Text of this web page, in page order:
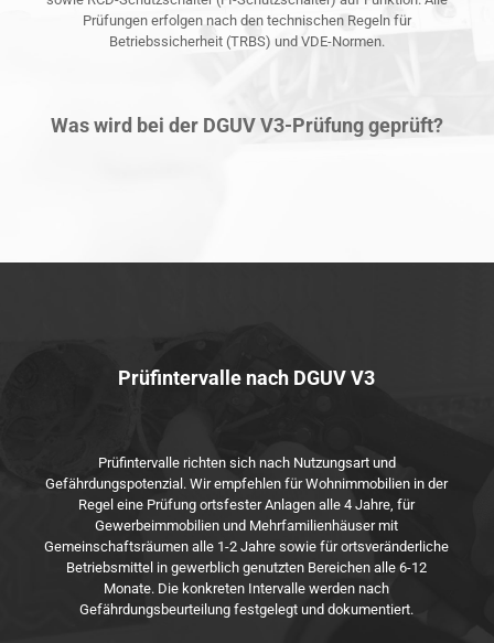
Prüfungen erfolgen nach den technischen Regeln für
Betriebssicherheit (TRBS) und VDE-Normen.
Was wird bei der DGUV V3-Prüfung geprüft?
Prüfintervalle nach DGUV V3
Prüfintervalle richten sich nach Nutzungsart und
Gefährdungspotenzial. Wir empfehlen für Wohnimmobilien in der
Regel eine Prüfung ortsfester Anlagen alle 4 Jahre, für
Gewerbeimmobilien und Mehrfamilienhäuser mit
Gemeinschaftsräumen alle 1-2 Jahre sowie für ortsveränderliche
Betriebsmittel in gewerblich genutzten Bereichen alle 6-12
Monate. Die konkreten Intervalle werden nach
Gefährdungsbeurteilung festgelegt und dokumentiert.